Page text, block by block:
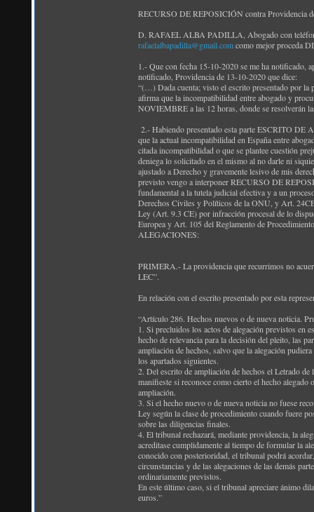
RECURSO DE REPOSICIÓN contra Providencia
D. RAFAEL ALBA PADILLA, Abogado con
rafaelalbapadilla@gmail.comcomo mejor proceda
1.- Que con fecha 15-10-2020 se me ha notificado,
notificado, Providencia de 13-10-2020 que dice:
“(…) Dada cuenta; visto el escrito presentado por la
afirma que la incompatibilidad entre abogado y
NOVIEMBRE a las 12 horas, donde se resolverán
2.- Habiendo presentado esta parte ESCRITO
que la actual incompatibilidad en España entre
citada incompatibilidad o que se plantee cuestión
deniega lo solicitado en el mismo al no darle ni
ajustado a Derecho y gravemente lesivo de mis
previsto vengo a interponer RECURSO DE
fundamental a la tutela judicial efectiva y a un
Derechos Civiles y Políticos de la ONU, y Art.
Ley (Art. 9.3 CE) por infracción procesal de lo
Europea y Art. 105 del Reglamento de
ALEGACIONES:
PRIMERA.- La providencia que recurrimos no
LEC”.
En relación con el escrito presentado por esta
“Artículo 286. Hechos nuevos o de nueva noticia.
1. Si precluidos los actos de alegación previstos en
hecho de relevancia para la decisión del pleito, las
ampliación de hechos, salvo que la alegación
los apartados siguientes.
2. Del escrito de ampliación de hechos el Letrado
manifieste si reconoce como cierto el hecho alegado
ampliación.
3. Si el hecho nuevo o de nueva noticia no fuese
Ley según la clase de procedimiento cuando fuere
sobre las diligencias finales.
4. El tribunal rechazará, mediante providencia, la
acreditase cumplidamente al tiempo de formular la
conocido con posterioridad, el tribunal podrá
circunstancias y de las alegaciones de las demás
ordinariamente previstos.
En este último caso, si el tribunal apreciare ánimo
euros.”